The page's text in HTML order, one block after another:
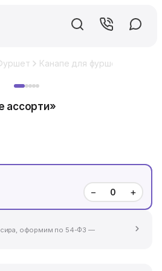
Канапе для фуршета
ассорти»
− +
оформим по 54-ФЗ —